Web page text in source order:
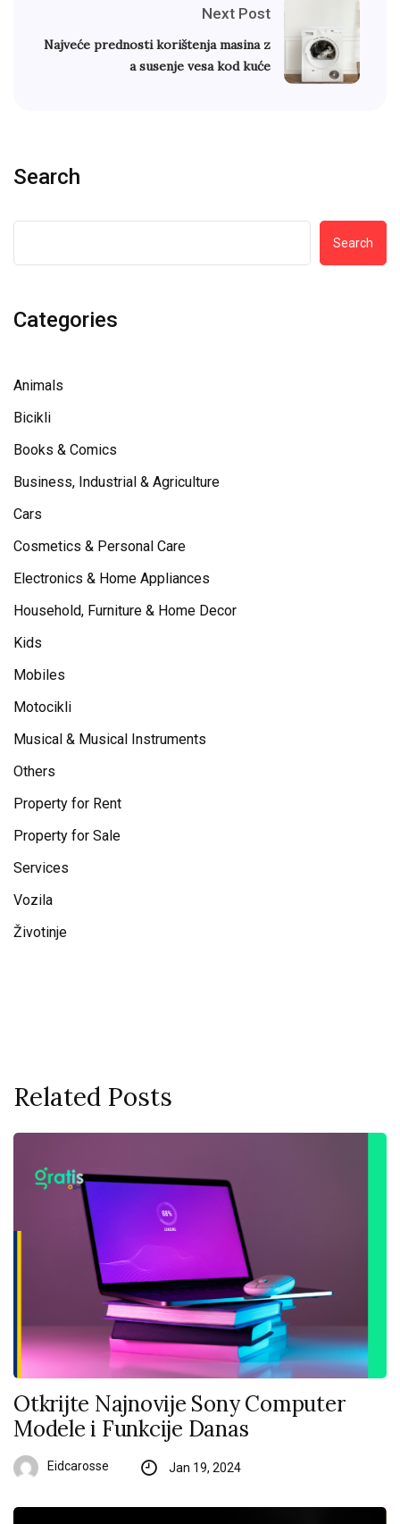
Next Post
Najveće prednosti korištenja masina z
a susenje vesa kod kuće
Search
Search
Categories
Animals
Bicikli
Books & Comics
Business, Industrial & Agriculture
Cars
Cosmetics & Personal Care
Electronics & Home Appliances
Household, Furniture & Home Decor
Kids
Mobiles
Motocikli
Musical & Musical Instruments
Others
Property for Rent
Property for Sale
Services
Vozila
Životinje
Related Posts
Otkrijte Najnovije Sony Computer
Modele i Funkcije Danas
Eidcarosse Jan 19, 2024